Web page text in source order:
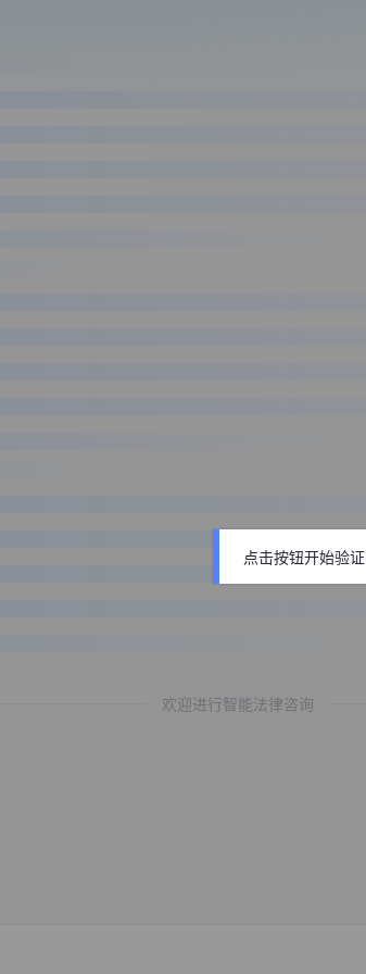
欢迎进行智能法律咨询
点击按钮开始验证